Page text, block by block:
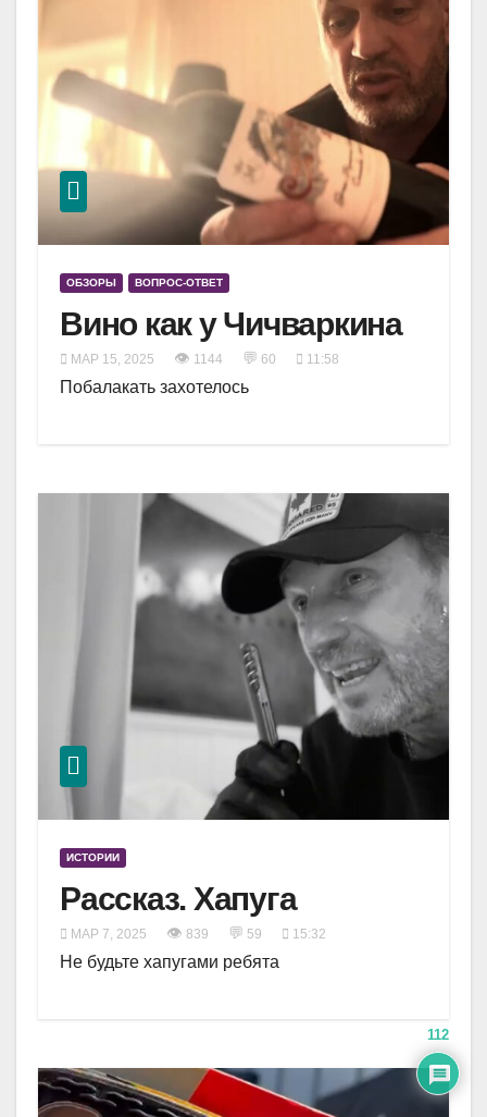
ОБЗОРЫ ВОПРОС-ОТВЕТ
Вино как у Чичваркина
МАР 15, 2025 👁 1144 💬 60 11:58
Побалакать захотелось
ИСТОРИИ
Рассказ. Хапуга
МАР 7, 2025 👁 839 💬 59 15:32
Не будьте хапугами ребята
112